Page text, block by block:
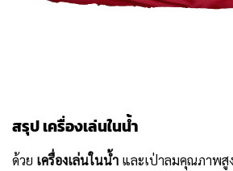
สรุป เครื่องเล่นในน้ำ
ด้วย เครื่องเล่นในน้ำ และเป่าลมคุณภาพสู